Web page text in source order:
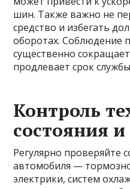
шин. Также важно не
средство и избегать
оборотах. Соблюдение
существенно
продлевает срок
Контроль
состояния
Регулярно проверяйте
автомобиля —
электрики, систем